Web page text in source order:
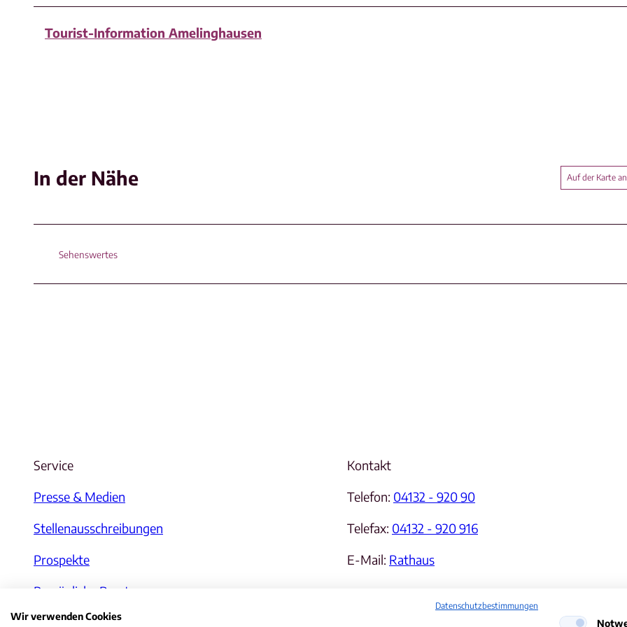
Tourist-Information Amelinghausen
In der Nähe Auf der Karte
Sehenswertes
Service
Presse & Medien
Stellenausschreibungen
Prospekte
Persönliche Beratung
WhatsApp-Kanal
Kontakt
Telefon: 04132 - 920 90
Telefax: 04132 - 920 916
E-Mail: Rathaus
Datenschutzbestimmungen
Wir verwenden Cookies